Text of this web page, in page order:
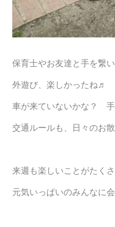
保育士やお友達と手を繋
外遊び、楽しかったね♬
車が来ていないかな？ 手
交通ルールも、日々のお
来週も楽しいことがたくさ
元気いっぱいのみんなに